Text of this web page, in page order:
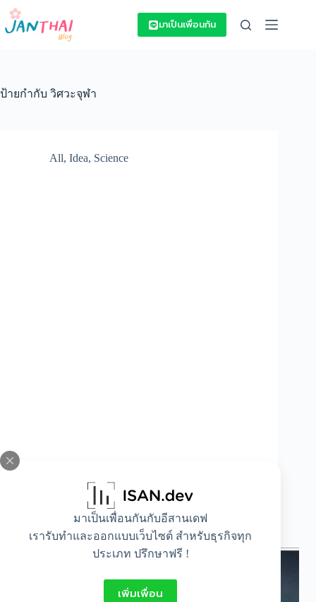
Skip
content
มาเป็นเพื่อนกันกับอีสานเดฟ
เรารับทำและออกแบบเว็บไซต์ สำหรับธุรกิจทุก
ประเภท ปรึกษาฟรี !
เพิ่มเพื่อน
มาเป็นเพื่อนกัน
ป้ายกำกับ วิศวะจุฬา
All, Idea, Science
วิศวะปีโตรเลี่ยม คืออะไร